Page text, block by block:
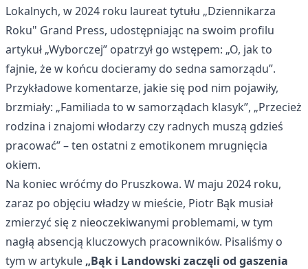
Lokalnych, w 2024 roku laureat tytułu „Dziennikarza
Roku" Grand Press, udostępniając na swoim profilu
artykuł „Wyborczej” opatrzył go wstępem: „O, jak to
fajnie, że w końcu docieramy do sedna samorządu”.
Przykładowe komentarze, jakie się pod nim pojawiły,
brzmiały: „Familiada to w samorządach klasyk”, „Przecież
rodzina i znajomi włodarzy czy radnych muszą gdzieś
pracować” – ten ostatni z emotikonem mrugnięcia
okiem.
Na koniec wróćmy do Pruszkowa. W maju 2024 roku,
zaraz po objęciu władzy w mieście, Piotr Bąk musiał
zmierzyć się z nieoczekiwanymi problemami, w tym
nagłą absencją kluczowych pracowników. Pisaliśmy o
tym w artykule „Bąk i Landowski zaczęli od gaszenia